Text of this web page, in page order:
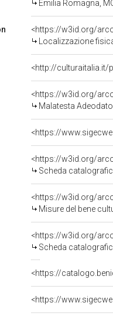
Emilia Romagna,
<https://w3id.org/
Localizzazione
<http://culturaitalia.it/
<https://w3id.org/
Malatesta
<https://
<https://w3id.org/
Scheda
<https://w3id.org/
Misure del bene
<https://w3id.org/
Scheda
<https://
<https://